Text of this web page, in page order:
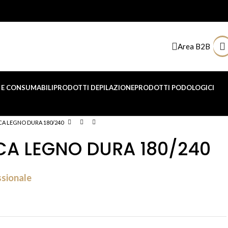
Area B2B
CONSUMABILIPRODOTTI DEPILAZIONEPRODOTTI PODOLOGICI
LEGNO DURA 180/240
LEGNO DURA 180/240